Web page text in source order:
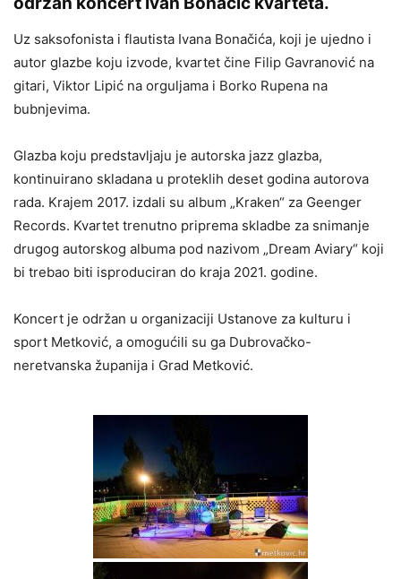
Uz saksofonista i flautista Ivana Bonačića, koji je ujedno i
autor glazbe koju izvode, kvartet čine Filip Gavranović na
gitari, Viktor Lipić na orguljama i Borko Rupena na
bubnjevima.
Glazba koju predstavljaju je autorska jazz glazba,
kontinuirano skladana u proteklih deset godina autorova
rada. Krajem 2017. izdali su album „Kraken“ za Geenger
Records. Kvartet trenutno priprema skladbe za snimanje
drugog autorskog albuma pod nazivom „Dream Aviary“ koji
bi trebao biti isproduciran do kraja 2021. godine.
Koncert je održan u organizaciji Ustanove za kulturu i
sport Metković, a omogućili su ga Dubrovačko-
neretvanska županija i Grad Metković.